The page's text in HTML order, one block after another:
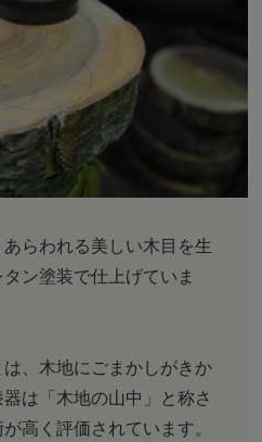
らわれる美しい木目を生
ン塗装で仕上げていま
、木地にごまかしがきか
は「木地の山中」と称さ
高く評価されています。